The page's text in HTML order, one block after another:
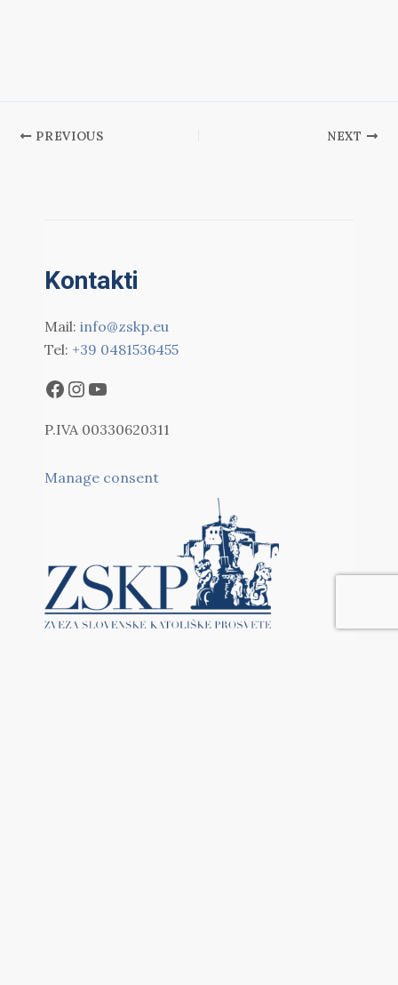
PREVIOUS NEXT
Kontakti
Mail: info@zskp.eu
Tel: +39 0481536455
P.IVA 00330620311
Manage consent